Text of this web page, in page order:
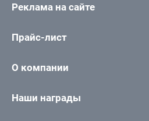
Реклама на сайте
Прайс-лист
О компании
Наши награды